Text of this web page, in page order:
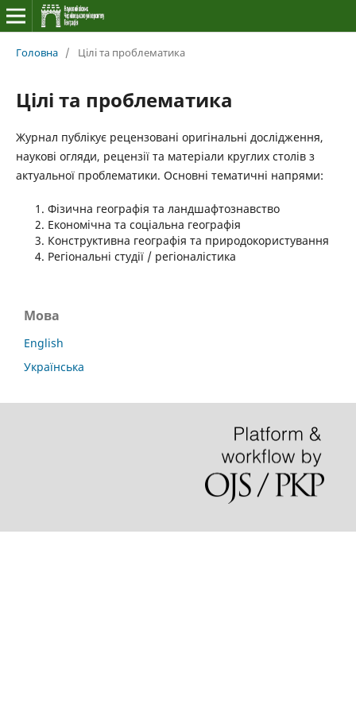
Головна / Цілі та проблематика
Цілі та проблематика
Журнал публікує рецензовані оригінальні дослідження,
наукові огляди, рецензії та матеріали круглих столів з
актуальної проблематики. Основні тематичні напрями:
Фізична географія та ландшафтознавство
Економічна та соціальна географія
Конструктивна географія та природокористування
Регіональні студії / регіоналістика
Мова
English
Українська